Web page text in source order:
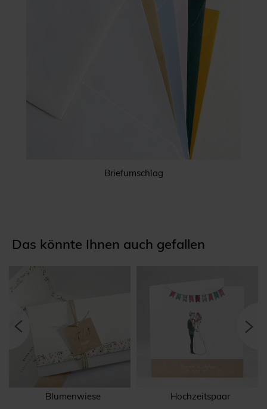
Briefumschlag
Das könnte Ihnen auch gefallen
Blumenwiese Hochzeitspaar